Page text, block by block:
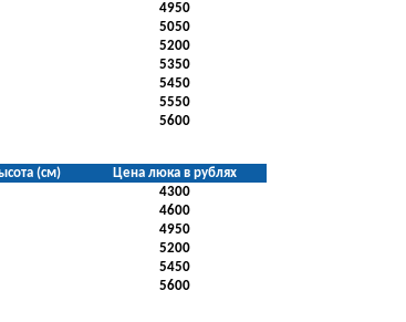
4950
5050
5200
5350
5450
5550
5600
(см)
Цена люка в рублях
4300
4600
4950
5200
5450
5600